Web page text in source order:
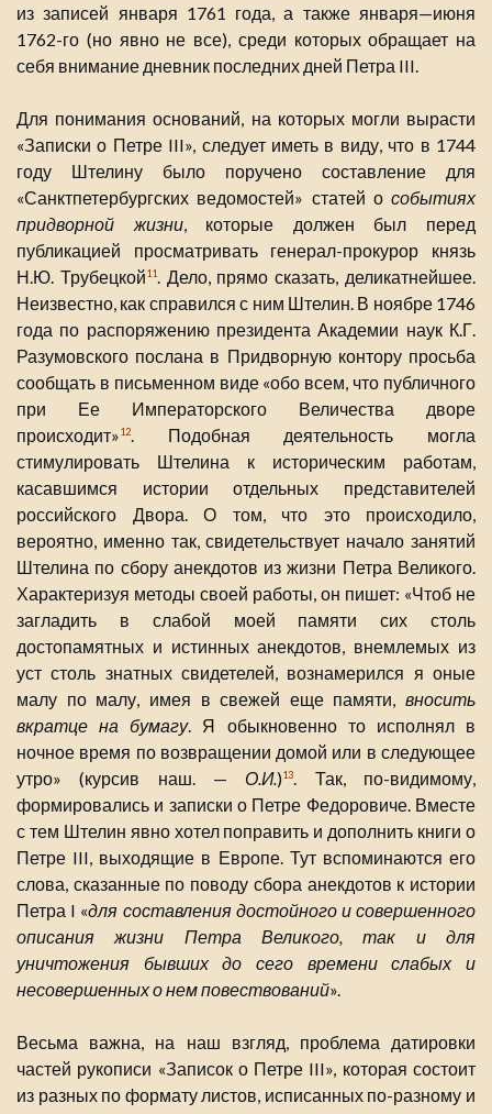
из записей января 1761 года, а также января—июня
1762-го (но явно не все), среди которых обращает на
себя внимание дневник последних дней Петра III.
Для понимания оснований, на которых могли вырасти
«Записки о Петре III», следует иметь в виду, что в 1744
году Штелину было поручено составление для
«Санктпетербургских ведомостей» статей о событиях
придворной жизни, которые должен был перед
публикацией просматривать генерал-прокурор князь
Н.Ю. Трубецкой11. Дело, прямо сказать, деликатнейшее.
Неизвестно, как справился с ним Штелин. В ноябре 1746
года по распоряжению президента Академии наук К.Г.
Разумовского послана в Придворную контору просьба
сообщать в письменном виде «обо всем, что публичного
при Ее Императорского Величества дворе
происходит»12
. Подобная деятельность могла
стимулировать Штелина к историческим работам,
касавшимся истории отдельных представителей
российского Двора. О том, что это происходило,
вероятно, именно так, свидетельствует начало занятий
Штелина по сбору анекдотов из жизни Петра Великого.
Характеризуя методы своей работы, он пишет: «Чтоб не
загладить в слабой моей памяти сих столь
достопамятных и истинных анекдотов, внемлемых из
уст столь знатных свидетелей, вознамерился я оные
малу по малу, имея в свежей еще памяти, вносить
вкратце на бумагу. Я обыкновенно то исполнял в
ночное время по возвращении домой или в следующее
утро» (курсив наш. — О.И.)13
. Так, по-видимому,
формировались и записки о Петре Федоровиче. Вместе
с тем Штелин явно хотел поправить и дополнить книги о
Петре III, выходящие в Европе. Тут вспоминаются его
слова, сказанные по поводу сбора анекдотов к истории
Петра I «для составления достойного и совершенного
описания жизни Петра Великого, так и для
уничтожения бывших до сего времени слабых и
несовершенных о нем повествований».
Весьма важна, на наш взгляд, проблема датировки
частей рукописи «Записок о Петре III», которая состоит
из разных по формату листов, исписанных по-разному и